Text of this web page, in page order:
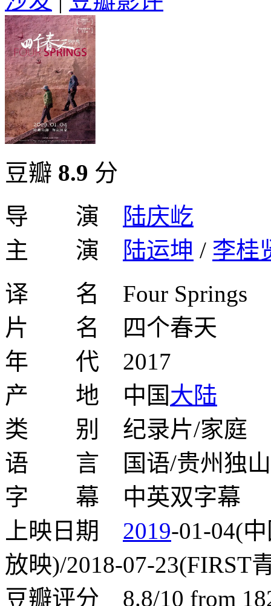
豆瓣 8.9 分
导 演
陆庆屹
主 演
陆运坤 / 李桂
译 名 Four Springs
片 名 四个春天
年 代 2017
产 地 中国大陆
类 别 纪录片/家庭
语 言 国语/贵州独山
字 幕 中英双字幕
上映日期 2019-01-04(
放映)/2018-07-23(FIRST
豆瓣评分 8.8/10 from